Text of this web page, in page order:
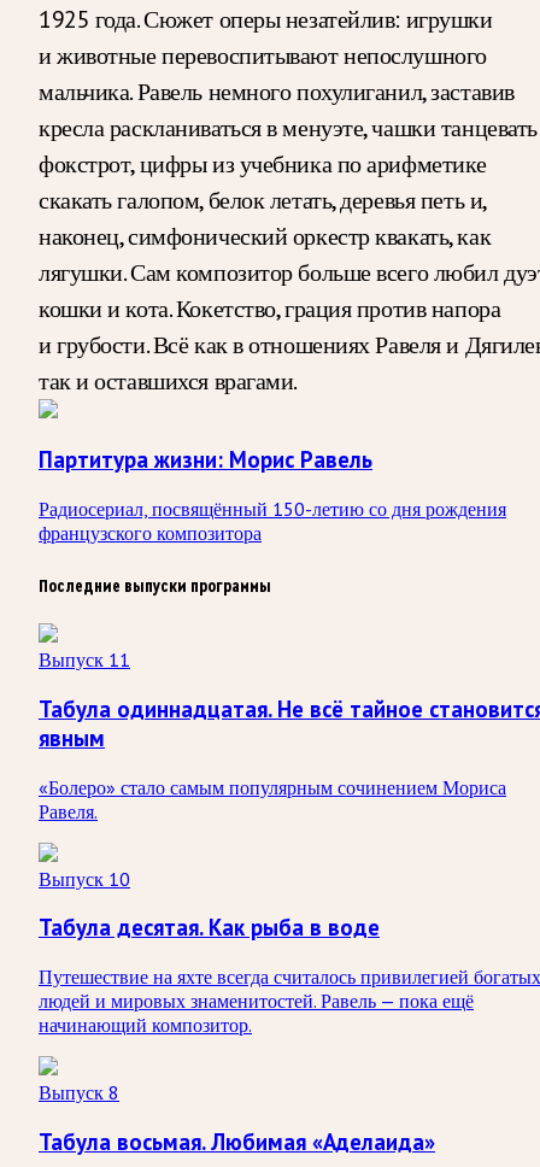
1925 года. Сюжет оперы незатейлив: игрушки
и животные перевоспитывают непослушного
мальчика. Равель немного похулиганил, заставив
кресла раскланиваться в менуэте, чашки танцевать
фокстрот, цифры из учебника по арифметике
скакать галопом, белок летать, деревья петь и,
наконец, симфонический оркестр квакать, как
лягушки. Сам композитор больше всего любил
кошки и кота. Кокетство, грация против напора
и грубости. Всё как в отношениях Равеля и
так и оставшихся врагами.
Партитура жизни: Морис Равель
Радиосериал, посвящённый 150-летию со дня рождения
французского композитора
Последние выпуски программы
Выпуск 11
Табула одиннадцатая. Не всё тайное
явным
«Болеро» стало самым популярным сочинением Мориса
Равеля.
Выпуск 10
Табула десятая. Как рыба в воде
Путешествие на яхте всегда считалось привилегией богатых
людей и мировых знаменитостей. Равель — пока ещё
начинающий композитор.
Выпуск 8
Табула восьмая. Любимая «Аделаида»